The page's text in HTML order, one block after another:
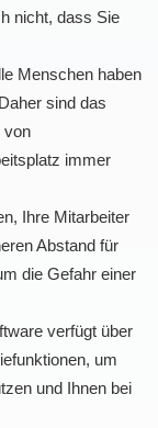
nicht, dass Sie
Menschen haben
sind das
von
immer
Ihre Mitarbeiter
Abstand für
die Gefahr einer
verfügt über
um
und Ihnen bei